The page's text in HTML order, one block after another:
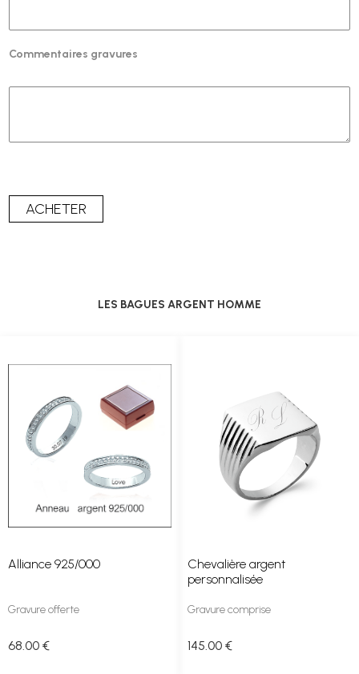
Commentaires gravures
LES BAGUES ARGENT HOMME
Alliance 925/000
Gravure offerte
68 .00 €
Chevalière argent
personnalisée
Gravure comprise
145 .00 €